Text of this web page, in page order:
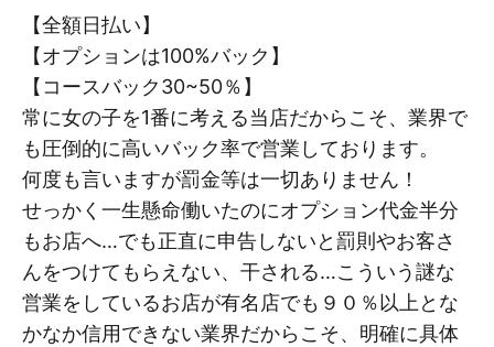
【全額日払い】
【オプションは100%バック】
【コースバック30~50％】
常に女の子を1番に考える当店だからこそ、業界で
も圧倒的に高いバック率で営業しております。
何度も言いますが罰金等は一切ありません！
せっかく一生懸命働いたのにオプション代金半分
もお店へ…でも正直に申告しないと罰則やお客さ
んをつけてもらえない、干される…こういう謎な
営業をしているお店が有名店でも９０％以上とな
かなか信用できない業界だからこそ、明確に具体